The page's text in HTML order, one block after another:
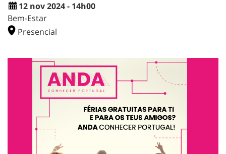
12 nov 2024 - 14h00
Bem-Estar
Presencial